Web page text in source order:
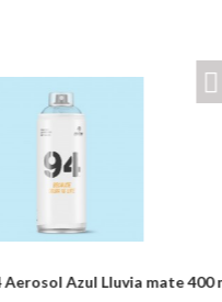
Azul Lluvia mate 400 ml